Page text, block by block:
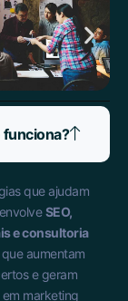
que ajudam
SEO,
e consultoria
aumentam
e geram
marketing